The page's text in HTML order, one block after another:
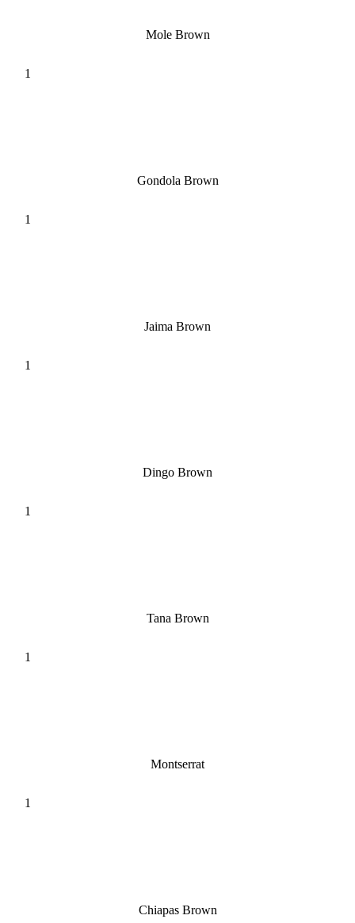
Mole Brown
Gondola Brown
Jaima Brown
Dingo Brown
Tana Brown
Montserrat
Chiapas Brown